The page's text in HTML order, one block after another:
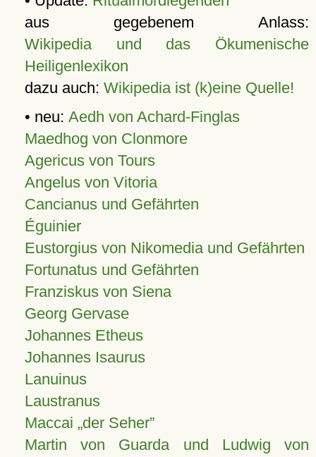
aus gegebenem Anlass:
Wikipedia und das Ökumenische
Heiligenlexikon
dazu auch: Wikipedia ist (k)eine Quelle!
• neu: Aedh von Achard-Finglas
Maedhog von Clonmore
Agericus von Tours
Angelus von Vitoria
Cancianus und Gefährten
Éguinier
Eustorgius von Nikomedia und Gefährten
Fortunatus und Gefährten
Franziskus von Siena
Georg Gervase
Johannes Etheus
Johannes Isaurus
Lanuinus
Laustranus
Maccai „der Seher”
Martin von Guarda und Ludwig von